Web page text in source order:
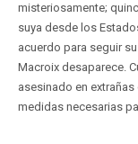
misteriosamente;
suya desde los
acuerdo para seguir
Macroix desaparece.
asesinado en
medidas necesarias